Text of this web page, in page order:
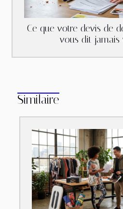
Ce que votre devis de
vous dit jamais
Similaire